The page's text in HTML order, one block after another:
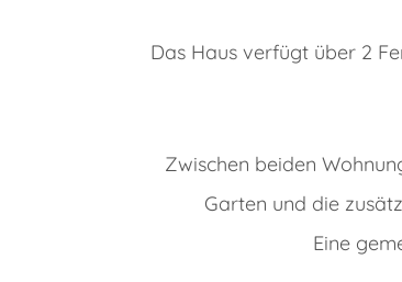
Das Haus verfügt über 2
Zwischen beiden
Garten und die
Eine